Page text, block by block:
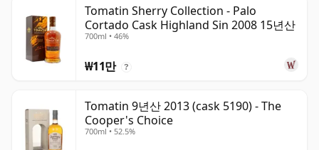
Tomatin Sherry Collection - Palo
Cortado Cask Highland Sin 2008 15년산
700ml • 46%
₩11만 ?
Tomatin 9년산 2013 (cask 5190) - The
Cooper's Choice
700ml • 52.5%